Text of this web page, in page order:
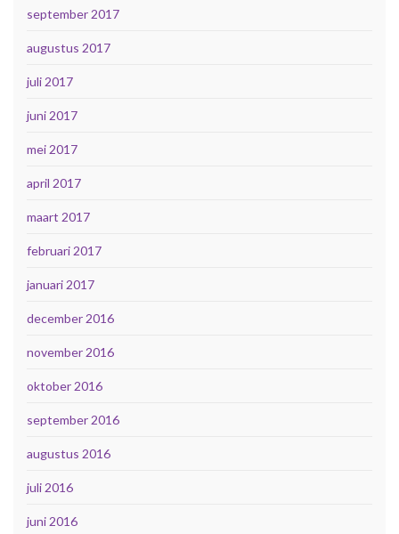
september 2017
augustus 2017
juli 2017
juni 2017
mei 2017
april 2017
maart 2017
februari 2017
januari 2017
december 2016
november 2016
oktober 2016
september 2016
augustus 2016
juli 2016
juni 2016